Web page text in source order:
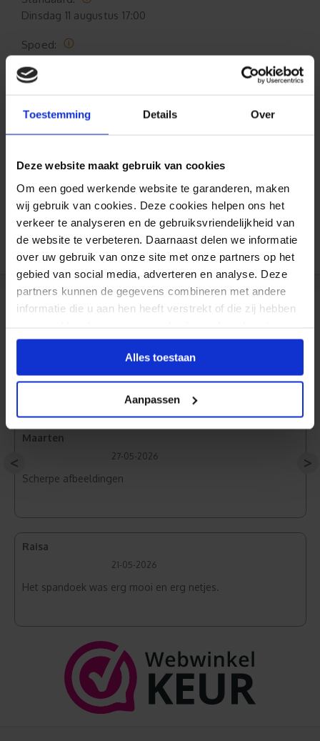
Toestemming Details Over
Deze website maakt gebruik van cookies
Om een goed werkende website te garanderen, maken
wij gebruik van cookies. Deze cookies helpen ons het
verkeer te analyseren en de gebruiksvriendelijkheid van
de website te verbeteren. Daarnaast delen we informatie
over uw gebruik van onze site met onze partners op het
gebied van social media, adverteren en analyse. Deze
partners kunnen de gegevens combineren met andere
informatie die u aan hen heeft verstrekt of die zij hebben
Alles toestaan
Aanpassen
Dinsdag 11 augustus 17:00
Spoed:
Vrijdag07 augustus 16:00
Formaat aanpasbaar
Al 35 jaar ervaring!
Duizenden klanten raden jou aan bij ons te
bestellen (lees de onafhankelijke reviews)
Frontlit PVC
Maarten
27-05-2026
Scherpe afbeeldingen
Raisa
21-05-2026
Het spandoek was erg mooi en erg netjes.
< >